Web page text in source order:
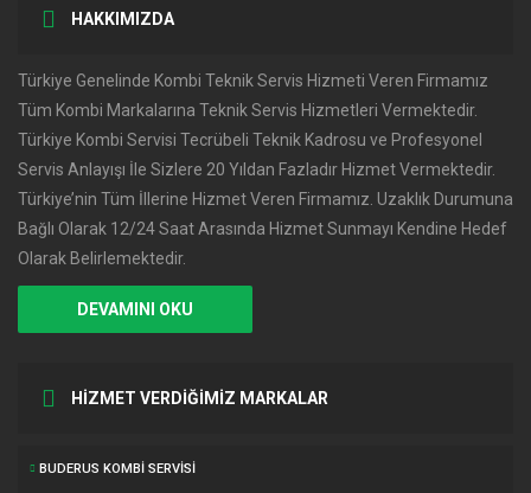
HAKKIMIZDA
Türkiye Genelinde Kombi Teknik Servis Hizmeti Veren Firmamız
Tüm Kombi Markalarına Teknik Servis Hizmetleri Vermektedir.
Türkiye Kombi Servisi Tecrübeli Teknik Kadrosu ve Profesyonel
Servis Anlayışı İle Sizlere 20 Yıldan Fazladır Hizmet Vermektedir.
Türkiye’nin Tüm İllerine Hizmet Veren Firmamız. Uzaklık Durumuna
Bağlı Olarak 12/24 Saat Arasında Hizmet Sunmayı Kendine Hedef
Olarak Belirlemektedir.
DEVAMINI OKU
HİZMET VERDİĞİMİZ MARKALAR
BUDERUS KOMBI SERVISI